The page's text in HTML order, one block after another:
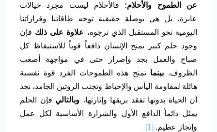
عن الطموح والأحلام؛ فالأحلام ليست مجرد خيالات
عابرة، بل هي بوصلة حقيقية توجه طاقاتنا وقراراتنا
اليومية نحو المستقبل الذي نرجوه، علاوة على ذلك فإن
وجود حلم كبير يمنح الإنسان دافعاً قوياً للاستيقاظ كل
صباح والعمل بجد وإصرار حتى في مواجهة أصعب
الظروف. بينما تمنح هذه الطموحات الفرد قوة نفسية
هائلة لمقاومة اليأس والإحباط وتجنب الروتين الجامد، نجد
أن الحياة بدونها تفقد بريقها وإثارتها، وبالتالي فإن الحلم
يمثل دائماً الدافع الأول والشرارة الأساسية لكل عمل
وإنجاز عظيم. [1]